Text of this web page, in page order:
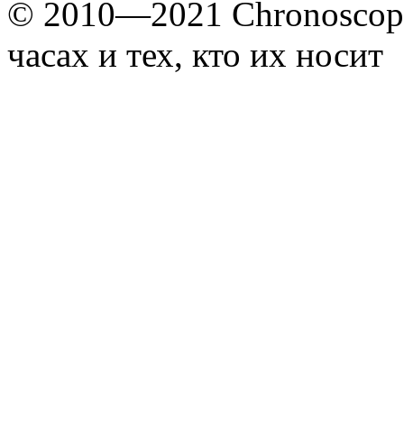
© 2010—2021
часах и тех, кто их носит